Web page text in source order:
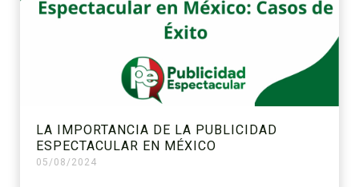
LA IMPORTANCIA DE LA PUBLICIDAD
ESPECTACULAR EN MÉXICO
05/08/2024